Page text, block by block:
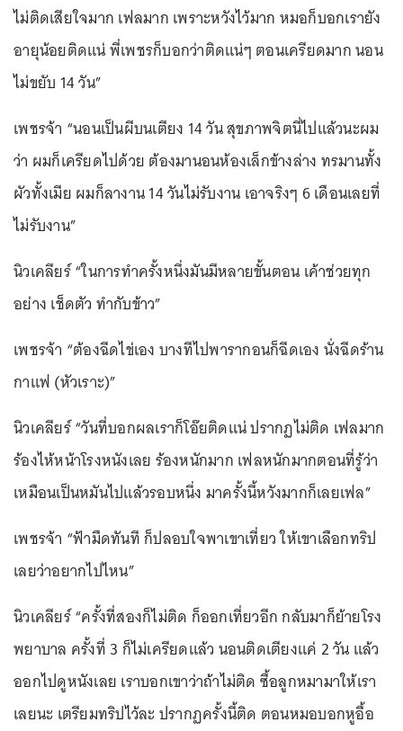
ไม่ติดเสียใจมาก เฟลมาก เพราะหวังไว้มาก หมอก็บอกเรายัง
อายุน้อยติดแน่ พี่เพชรก็บอกว่าติดแน่ๆ ตอนเครียดมาก นอน
ไม่ขยับ 14 วัน”
เพชรจ้า “นอนเป็นผีบนเตียง 14 วัน สุขภาพจิตนี่ไปแล้วนะผม
ว่า ผมก็เครียดไปด้วย ต้องมานอนห้องเล็กข้างล่าง ทรมานทั้ง
ผัวทั้งเมีย ผมก็ลางาน 14 วันไม่รับงาน เอาจริงๆ 6 เดือนเลยที่
ไม่รับงาน”
นิวเคลียร์ “ในการทำครั้งหนึ่งมันมีหลายขั้นตอน เค้าช่วยทุก
อย่าง เช็ดตัว ทำกับข้าว”
เพชรจ้า “ต้องฉีดไข่เอง บางทีไปพารากอนก็ฉีดเอง นั่งฉีดร้าน
กาแฟ (หัวเราะ)”
นิวเคลียร์ “วันที่บอกผลเราก็โอ๊ยติดแน่ ปรากฏไม่ติด เฟลมาก
ร้องไห้หน้าโรงหนังเลย ร้องหนักมาก เฟลหนักมากตอนที่รู้ว่า
เหมือนเป็นหมันไปแล้วรอบหนึ่ง มาครั้งนี้หวังมากก็เลยเฟล”
เพชรจ้า “ฟ้ามืดทันที ก็ปลอบใจพาเขาเที่ยว ให้เขาเลือกทริป
เลยว่าอยากไปไหน”
นิวเคลียร์ “ครั้งที่สองก็ไม่ติด ก็ออกเที่ยวอีก กลับมาก็ย้ายโรง
พยาบาล ครั้งที่ 3 ก็ไม่เครียดแล้ว นอนติดเตียงแค่ 2 วัน แล้ว
ออกไปดูหนังเลย เราบอกเขาว่าถ้าไม่ติด ซื้อลูกหมามาให้เรา
เลยนะ เตรียมทริปไว้ละ ปรากฏครั้งนี้ติด ตอนหมอบอกหูอื้อ